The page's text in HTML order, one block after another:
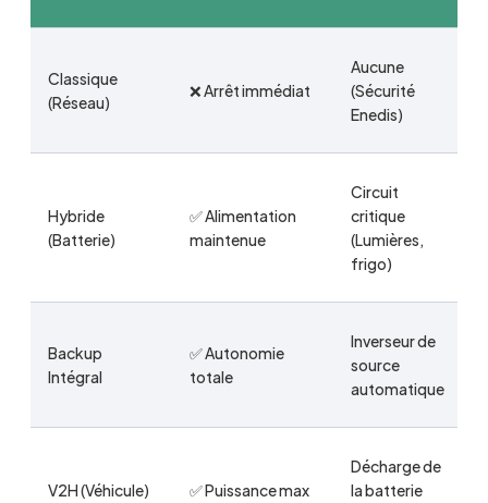
Classique
(Réseau)
❌ Arrêt immédiat
Aucune
(Sécurité
Enedis)
Hybride
(Batterie)
✅ Alimentation
maintenue
Circuit
critique
(Lumières,
frigo)
Backup
Intégral
✅ Autonomie
totale
Inverseur de
source
automatique
V2H (Véhicule) ✅ Puissance max
Décharge de
la batterie